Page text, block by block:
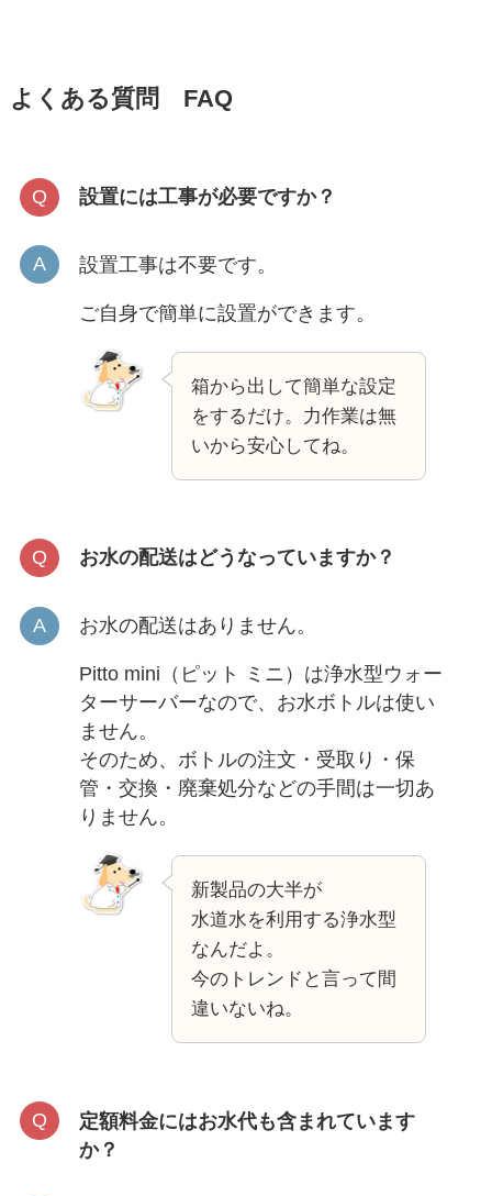
よくある質問 FAQ
設置には工事が必要ですか？
設置工事は不要です。
ご自身で簡単に設置ができます。
箱から出して簡単な設定
をするだけ。力作業は無
いから安心してね。
お水の配送はどうなっていますか？
お水の配送はありません。
Pitto mini（ピット ミニ）は浄水型ウォー
ターサーバーなので、お水ボトルは使い
ません。
そのため、ボトルの注文・受取り・保
管・交換・廃棄処分などの手間は一切あ
りません。
新製品の大半が
水道水を利用する浄水型
なんだよ。
今のトレンドと言って間
違いないね。
定額料金にはお水代も含まれています
か？